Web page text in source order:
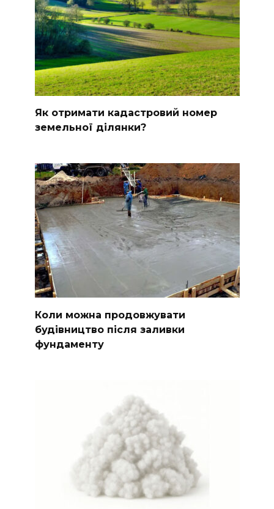
Як отримати кадастровий номер
земельної ділянки?
Коли можна продовжувати
будівництво після заливки
фундаменту